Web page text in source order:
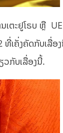
ເຕະຢູໂຣບ ຫຼື
ເຄັ່ງຄັດກັບເລື່ອ
ວກັບເລື່ອງນີ້.